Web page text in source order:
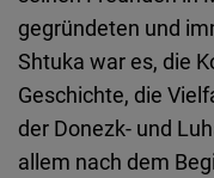
gegründeten und
Shtuka war es, die
Geschichte, die
der Donezk- und
allem nach dem